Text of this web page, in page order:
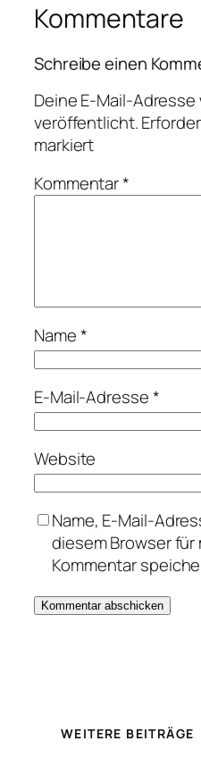
Kommentare
Schreibe einen
Deine E-Mail-
veröffentlicht.
markiert
Kommentar*
Name*
E-Mail-Adresse*
Website
Name, E-Mail-
diesem Browser
Kommentar
WEITERE BEITRÄGE